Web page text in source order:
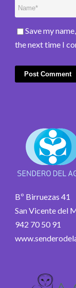
Save my
the next time I
Bº Birruezas 41
San Vicente del
942 70 50 91